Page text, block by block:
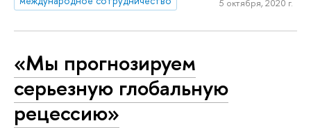
5 октября, 2020 г.
«Мы прогнозируем
серьезную глобальную
рецессию»